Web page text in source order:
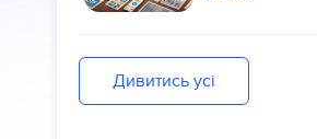
Дивитись усі